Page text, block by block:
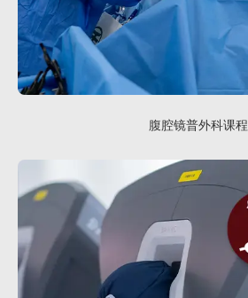
腹腔镜普外科课程